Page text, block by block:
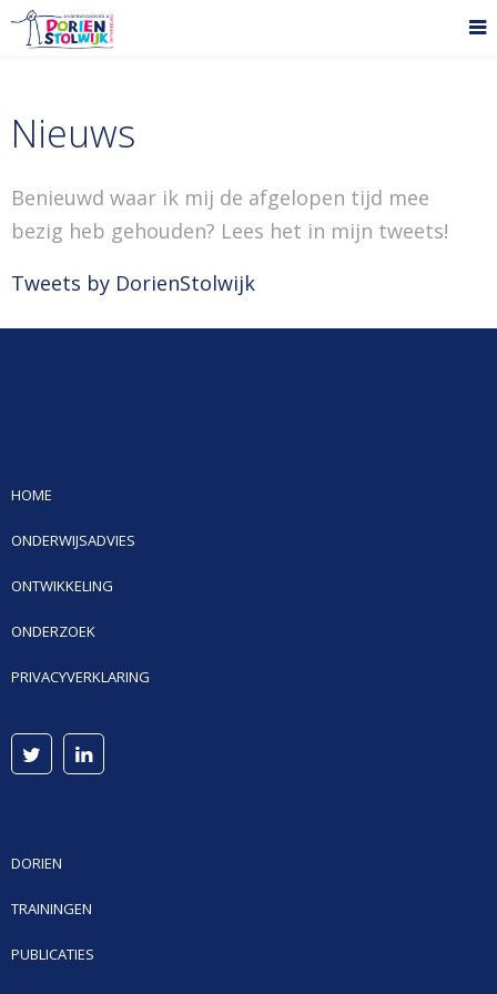
Nieuws
Benieuwd waar ik mij de afgelopen tijd mee
bezig heb gehouden? Lees het in mijn tweets!
Tweets by DorienStolwijk
HOME
ONDERWIJSADVIES
ONTWIKKELING
ONDERZOEK
PRIVACYVERKLARING
DORIEN
TRAININGEN
PUBLICATIES